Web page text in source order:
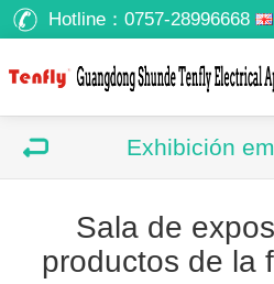
Hotline： 0757-28996668
Exhibición
Sala de
productos de la